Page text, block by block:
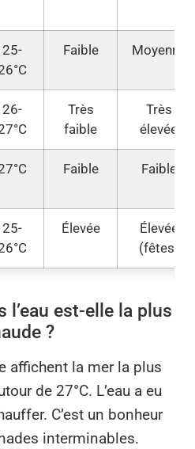
25-
Faible Moyenne
26-
Très
faible
Très
élevée
Faible Faible
25-
Élevée
Élevée
(fêtes)
l’eau est-elle la plus
?
affichent la mer la plus
de 27°C. L’eau a eu
C’est un bonheur
interminables.